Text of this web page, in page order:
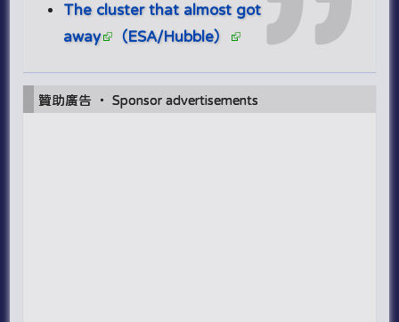
The cluster that almost got
away
（ESA/Hubble）
贊助廣告 ‧ Sponsor advertisements